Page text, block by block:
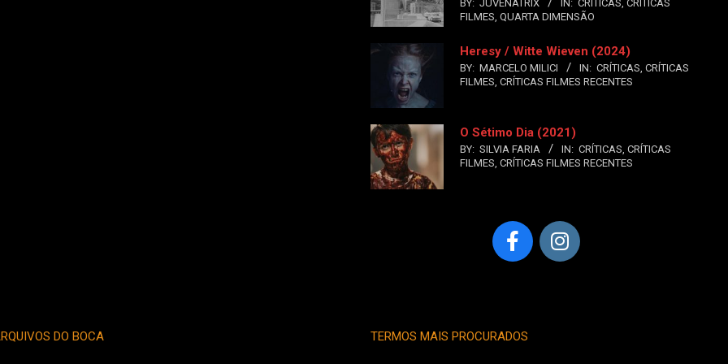
BY: JUVENATRIX IN: CRÍTICAS, CRÍTICAS
FILMES, QUARTA DIMENSÃO
Heresy / Witte Wieven (2024)
BY: MARCELO MILICI IN: CRÍTICAS, CRÍTICAS
FILMES, CRÍTICAS FILMES RECENTES
O Sétimo Dia (2021)
BY: SILVIA FARIA IN: CRÍTICAS, CRÍTICAS
FILMES, CRÍTICAS FILMES RECENTES
DO BOCA TERMOS MAIS PROCURADOS